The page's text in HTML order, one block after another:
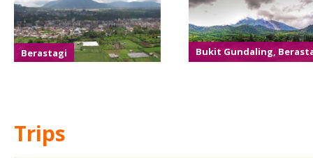
Berastagi Bukit Gundaling,
Trips